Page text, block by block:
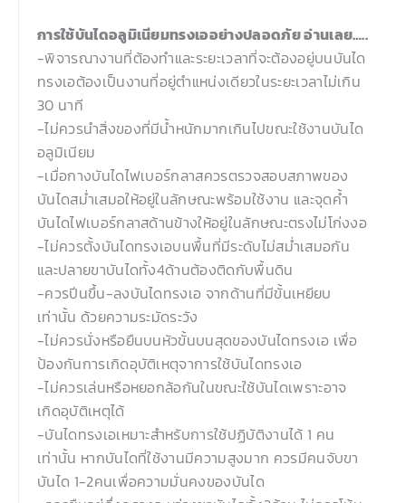
การใช้บันไดอลูมิเนียมทรงเออย่างปลอดภัย อ่านเลย…..
-พิจารณางานที่ต้องทำและระยะเวลาที่จะต้องอยู่บนบันได
ทรงเอต้องเป็นงานที่อยู่ตำแหน่งเดียวในระยะเวลาไม่เกิน
30 นาที
-ไม่ควรนำสิ่งของที่มีน้ำหนักมากเกินไปขณะใช้งานบันได
อลูมิเนียม
-เมื่อกางบันไดไฟเบอร์กลาสควรตรวจสอบสภาพของ
บันไดสม่ำเสมอให้อยู่ในลักษณะพร้อมใช้งาน และจุดค้ำ
บันไดไฟเบอร์กลาสด้านข้างให้อยู่ในลักษณะตรงไม่โก่งงอ
-ไม่ควรตั้งบันไดทรงเอบนพื้นที่มีระดับไม่สม่ำเสมอกัน
และปลายขาบันไดทั้ง4ด้านต้องติดกับพื้นดิน
-ควรปีนขึ้น-ลงบันไดทรงเอ จากด้านที่มีขั้นเหยียบ
เท่านั้น ด้วยความระมัดระวัง
-ไม่ควรนั่งหรือยืนบนหัวขั้นบนสุดของบันไดทรงเอ เพื่อ
ป้องกันการเกิดอุบัติเหตุจาการใช้บันไดทรงเอ
-ไม่ควรเล่นหรือหยอกล้อกันในขณะใช้บันไดเพราะอาจ
เกิดอุบัติเหตุได้
-บันไดทรงเอเหมาะสำหรับการใช้ปฏิบัติงานได้ 1 คน
เท่านั้น หากบันไดที่ใช้งานมีความสูงมาก ควรมีคนจับขา
บันได 1-2คนเพื่อความมั่นคงของบันได